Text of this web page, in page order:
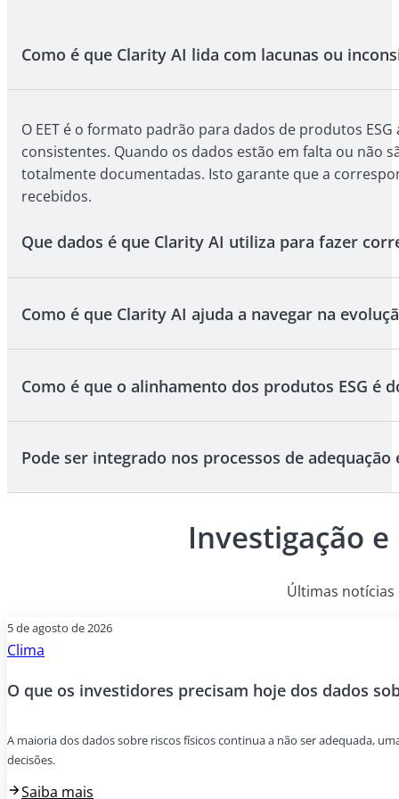
Como é que Clarity AI lida com lacunas ou
O EET é o formato padrão para dados de produtos
consistentes. Quando os dados estão em falta ou não
totalmente documentadas. Isto garante que a
recebidos.
Que dados é que Clarity AI utiliza para fazer
Clarity AI combina dados proprietários e EETs para
Como é que Clarity AI ajuda a navegar na
Os regulamentos da UE para finanças sustentáveis
Como é que o alinhamento dos produtos ESG é
Cada correspondência de preferências ESG é
Pode ser integrado nos processos de adequação
Clarity AI foi concebida para se integrar perfeitamente
os seus actuais motores de adequação e ferramentas
instituições financeiras podem eliminar o tratamento
Investigação
Últimas
5 de agosto de 2026
Clima
O que os investidores precisam hoje dos dados
A maioria dos dados sobre riscos físicos continua a não ser adequada,
decisões.
Saiba mais